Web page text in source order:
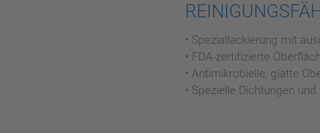
• Speziallackierung mit
• FDA-zertifizierte
• Antimikrobielle, glatte
• Spezielle Dichtungen